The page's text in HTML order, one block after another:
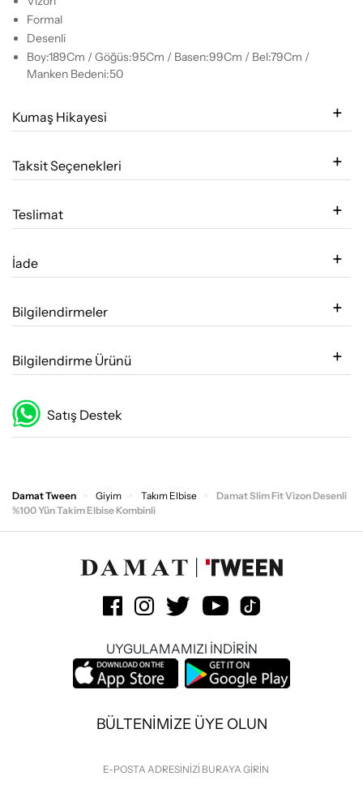
Formal
Desenli
Boy:189Cm / Göğüs:95Cm / Basen:99Cm / Bel:79Cm /
Manken Bedeni:50
Kumaş Hikayesi
Taksit Seçenekleri
Teslimat
İade
Bilgilendirmeler
Bilgilendirme Ürünü
Satış Destek
Damat Tween Giyim Takım Elbise
Damat Slim Fit Vizon Desenli
%100 Yün Takim Elbise Kombinli
UYGULAMAMIZI İNDİRİN
BÜLTENİMİZE ÜYE OLUN